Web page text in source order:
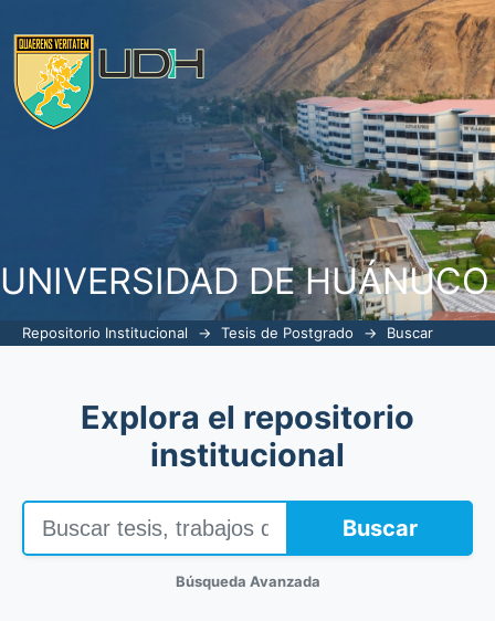
UNIVERSIDAD DE HUÁNUCO
Repositorio Institucional → Tesis de Postgrado → Buscar
Explora el repositorio
institucional
Buscar
Búsqueda Avanzada